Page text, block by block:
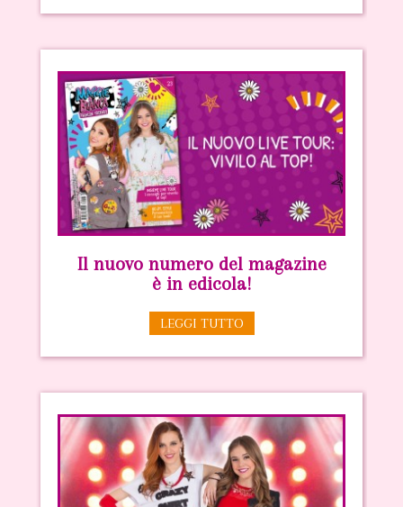
Il nuovo numero del magazine
è in edicola!
LEGGI TUTTO